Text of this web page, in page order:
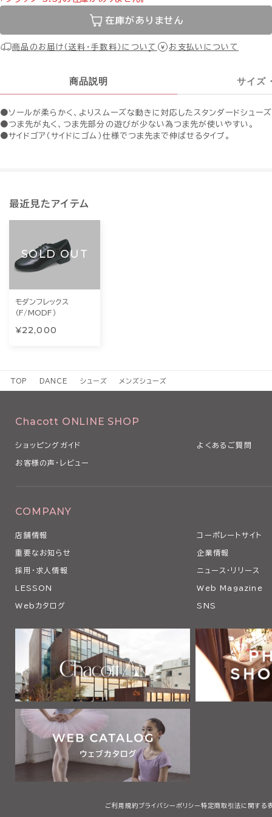
在庫がありません
商品のお届け（送料・手数料）について お支払いについて
商品説明 サイズ
●ソールが柔らかく、よりスムーズな動きに対応したスタンダードシューズ
●つま先が丸く、つま先部分の遊びが少ない為つま先が使いやすい。
●サイドゴア（サイドにゴム）仕様でつま先まで伸ばせるタイプ。
最近見たアイテム
SOLD OUT
モダンフレックス
（F/MODF）
¥22,000
TOP DANCE シューズ メンズシューズ
Chacott ONLINE SHOP
ショッピングガイド よくあるご質問
お客様の声・レビュー
COMPANY
店舗情報 コーポレートサイト
重要なお知らせ 企業情報
採用・求人情報 ニュース・リリース
LESSON Web Magazine
Webカタログ SNS
ご利用規約プライバシーポリシー 特定商取引法に関する